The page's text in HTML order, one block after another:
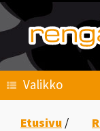
Skip
content
Valikko
Etusivu /